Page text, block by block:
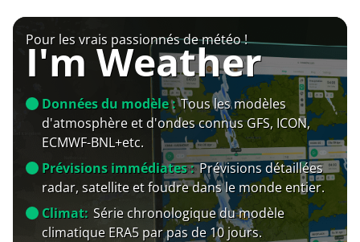
Pour les vrais passionnés de météo !
I'm Weather
Données du modèle : Tous les modèles
d'atmosphère et d'ondes connus GFS, ICON,
ECMWF-BNL+etc.
Prévisions immédiates : Prévisions détaillées
radar, satellite et foudre dans le monde entier.
Climat: Série chronologique du modèle
climatique ERA5 par pas de 10 jours.